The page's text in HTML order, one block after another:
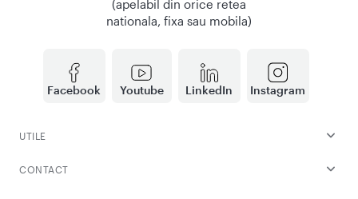
Facebook Youtube LinkedIn Instagram
(apelabil din orice retea
nationala, fixa sau mobila)
UTILE
CONTACT